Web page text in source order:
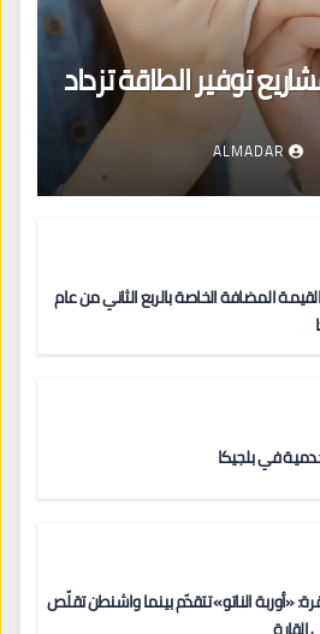
توفير الطاقة تزداد
ALMADAR
المضافة الخاصة بالربع الثاني من عام
في بلجيكا
«أوربة الناتو» تتقدّم بينما واشنطن تقلّص